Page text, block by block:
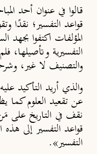
قواعد التفسير؛ نقدًا
المؤلفات اكتفوا بجهد
التفسيرية
والتصنيف لا غير،
والذي أريد التأكيد
عن تقعيد العلوم كما
نقف في التاريخ على
قواعد التفسير إلى
التفسير».